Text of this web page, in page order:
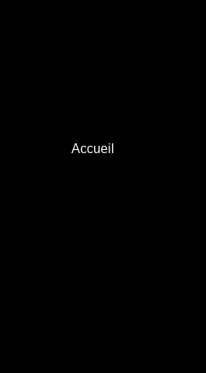
Accueil